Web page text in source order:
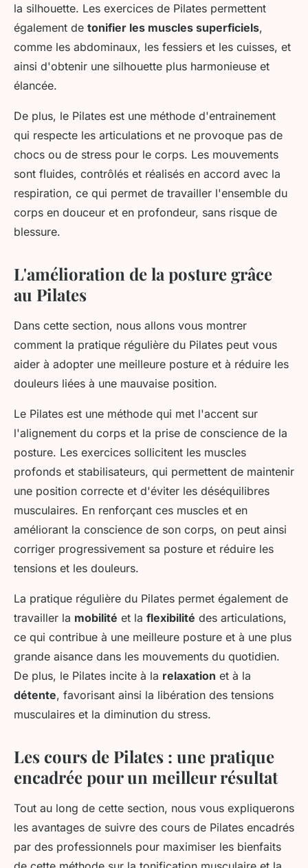
la silhouette. Les exercices de Pilates permettent
également de tonifier les muscles superficiels,
comme les abdominaux, les fessiers et les cuisses, et
ainsi d'obtenir une silhouette plus harmonieuse et
élancée.
De plus, le Pilates est une méthode d'entrainement
qui respecte les articulations et ne provoque pas de
chocs ou de stress pour le corps. Les mouvements
sont fluides, contrôlés et réalisés en accord avec la
respiration, ce qui permet de travailler l'ensemble du
corps en douceur et en profondeur, sans risque de
blessure.
L'amélioration de la posture grâce
au Pilates
Dans cette section, nous allons vous montrer
comment la pratique régulière du Pilates peut vous
aider à adopter une meilleure posture et à réduire les
douleurs liées à une mauvaise position.
Le Pilates est une méthode qui met l'accent sur
l'alignement du corps et la prise de conscience de la
posture. Les exercices sollicitent les muscles
profonds et stabilisateurs, qui permettent de maintenir
une position correcte et d'éviter les déséquilibres
musculaires. En renforçant ces muscles et en
améliorant la conscience de son corps, on peut ainsi
corriger progressivement sa posture et réduire les
tensions et les douleurs.
La pratique régulière du Pilates permet également de
travailler la mobilité et la flexibilité des articulations,
ce qui contribue à une meilleure posture et à une plus
grande aisance dans les mouvements du quotidien.
De plus, le Pilates incite à la relaxation et à la
détente, favorisant ainsi la libération des tensions
musculaires et la diminution du stress.
Les cours de Pilates : une pratique
encadrée pour un meilleur résultat
Tout au long de cette section, nous vous expliquerons
les avantages de suivre des cours de Pilates encadrés
par des professionnels pour maximiser les bienfaits